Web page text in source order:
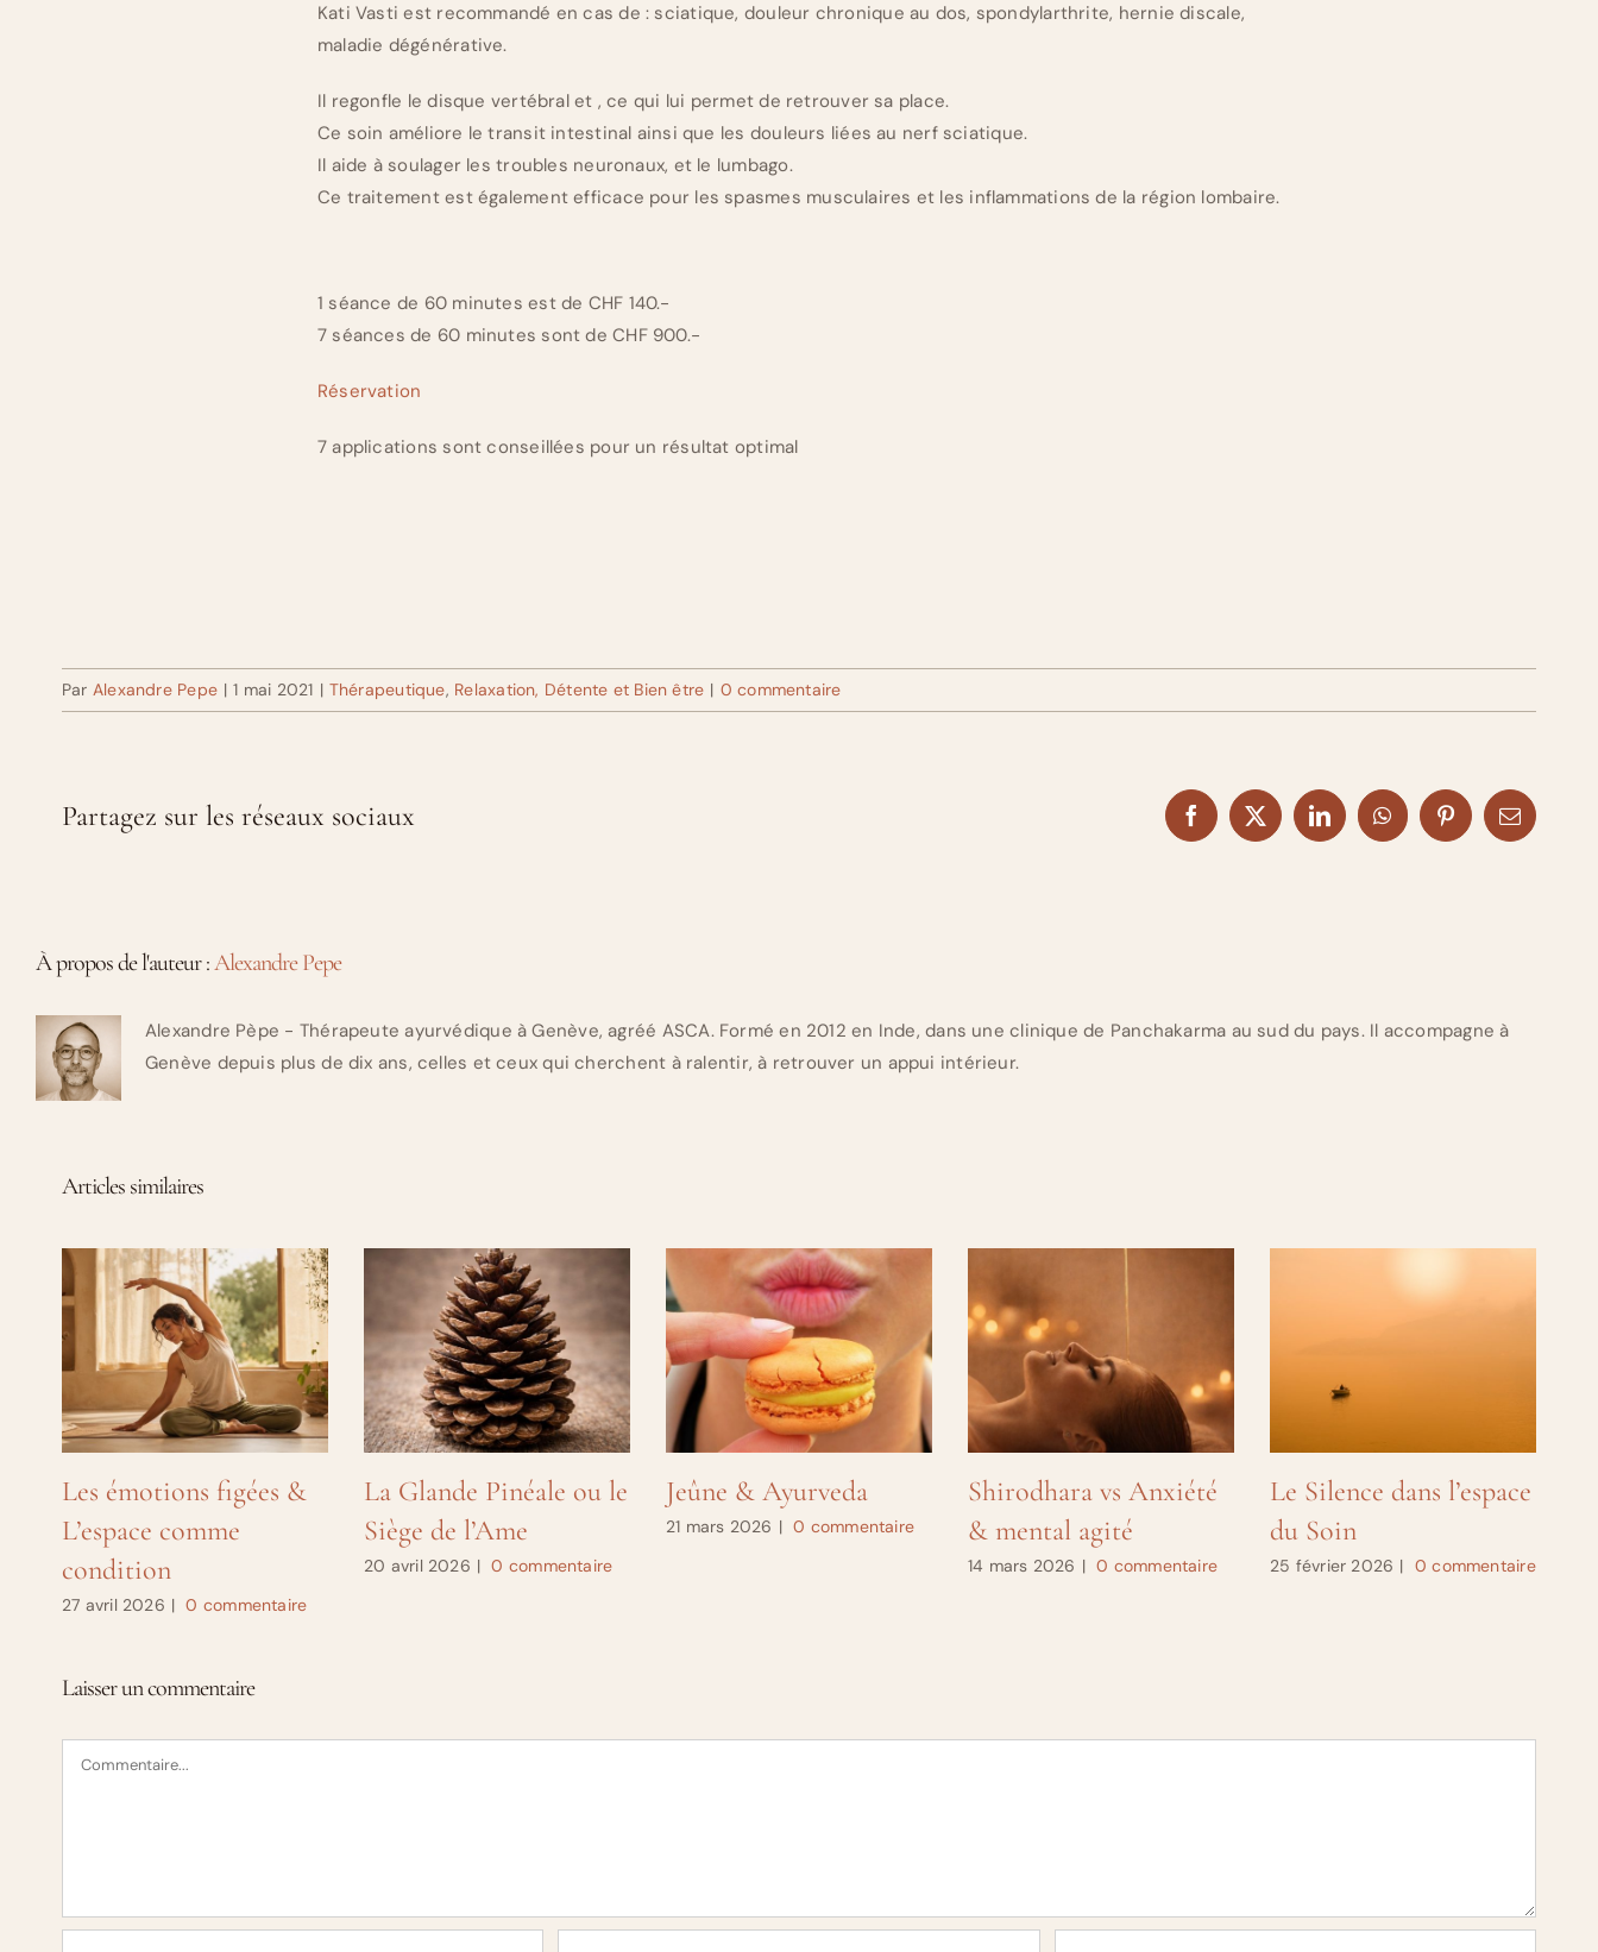
Kati Vasti est recommandé en cas de : sciatique, douleur chronique au dos, spondylarthrite, hernie discale,
maladie dégénérative.
Il regonfle le disque vertébral et , ce qui lui permet de retrouver sa place.
Ce soin améliore le transit intestinal ainsi que les douleurs liées au nerf sciatique.
Il aide à soulager les troubles neuronaux, et le lumbago.
Ce traitement est également efficace pour les spasmes musculaires et les inflammations de la région lombaire.
1 séance de 60 minutes est de CHF 140.-
7 séances de 60 minutes sont de CHF 900.-
Réservation
7 applications sont conseillées pour un résultat optimal
Par Alexandre Pepe | 1 mai 2021 | Thérapeutique, Relaxation, Détente et Bien être | 0 commentaire
Partagez sur les réseaux sociaux Facebook
X LinkedInWhatsAppPinterestEmail
À propos de l'auteur :Alexandre Pepe
Alexandre Pèpe - Thérapeute ayurvédique à Genève, agréé ASCA. Formé en 2012 en Inde, dans une clinique de Panchakarma au sud du pays. Il accompagne à
Genève depuis plus de dix ans, celles et ceux qui cherchent à ralentir, à retrouver un appui intérieur.
Articles similaires
Les émotions figées &
L’espace comme
condition
27 avril 2026 | 0 commentaire
La Glande Pinéale ou le
Siège de l’Ame
20 avril 2026 | 0 commentaire
Jeûne & Ayurveda
21 mars 2026 | 0 commentaire
Shirodhara vs Anxiété
& mental agité
14 mars 2026 | 0 commentaire
Le Silence dans l’espace
du Soin
25 février 2026 | 0 commentaire
Laisser un commentaire
Commentaire